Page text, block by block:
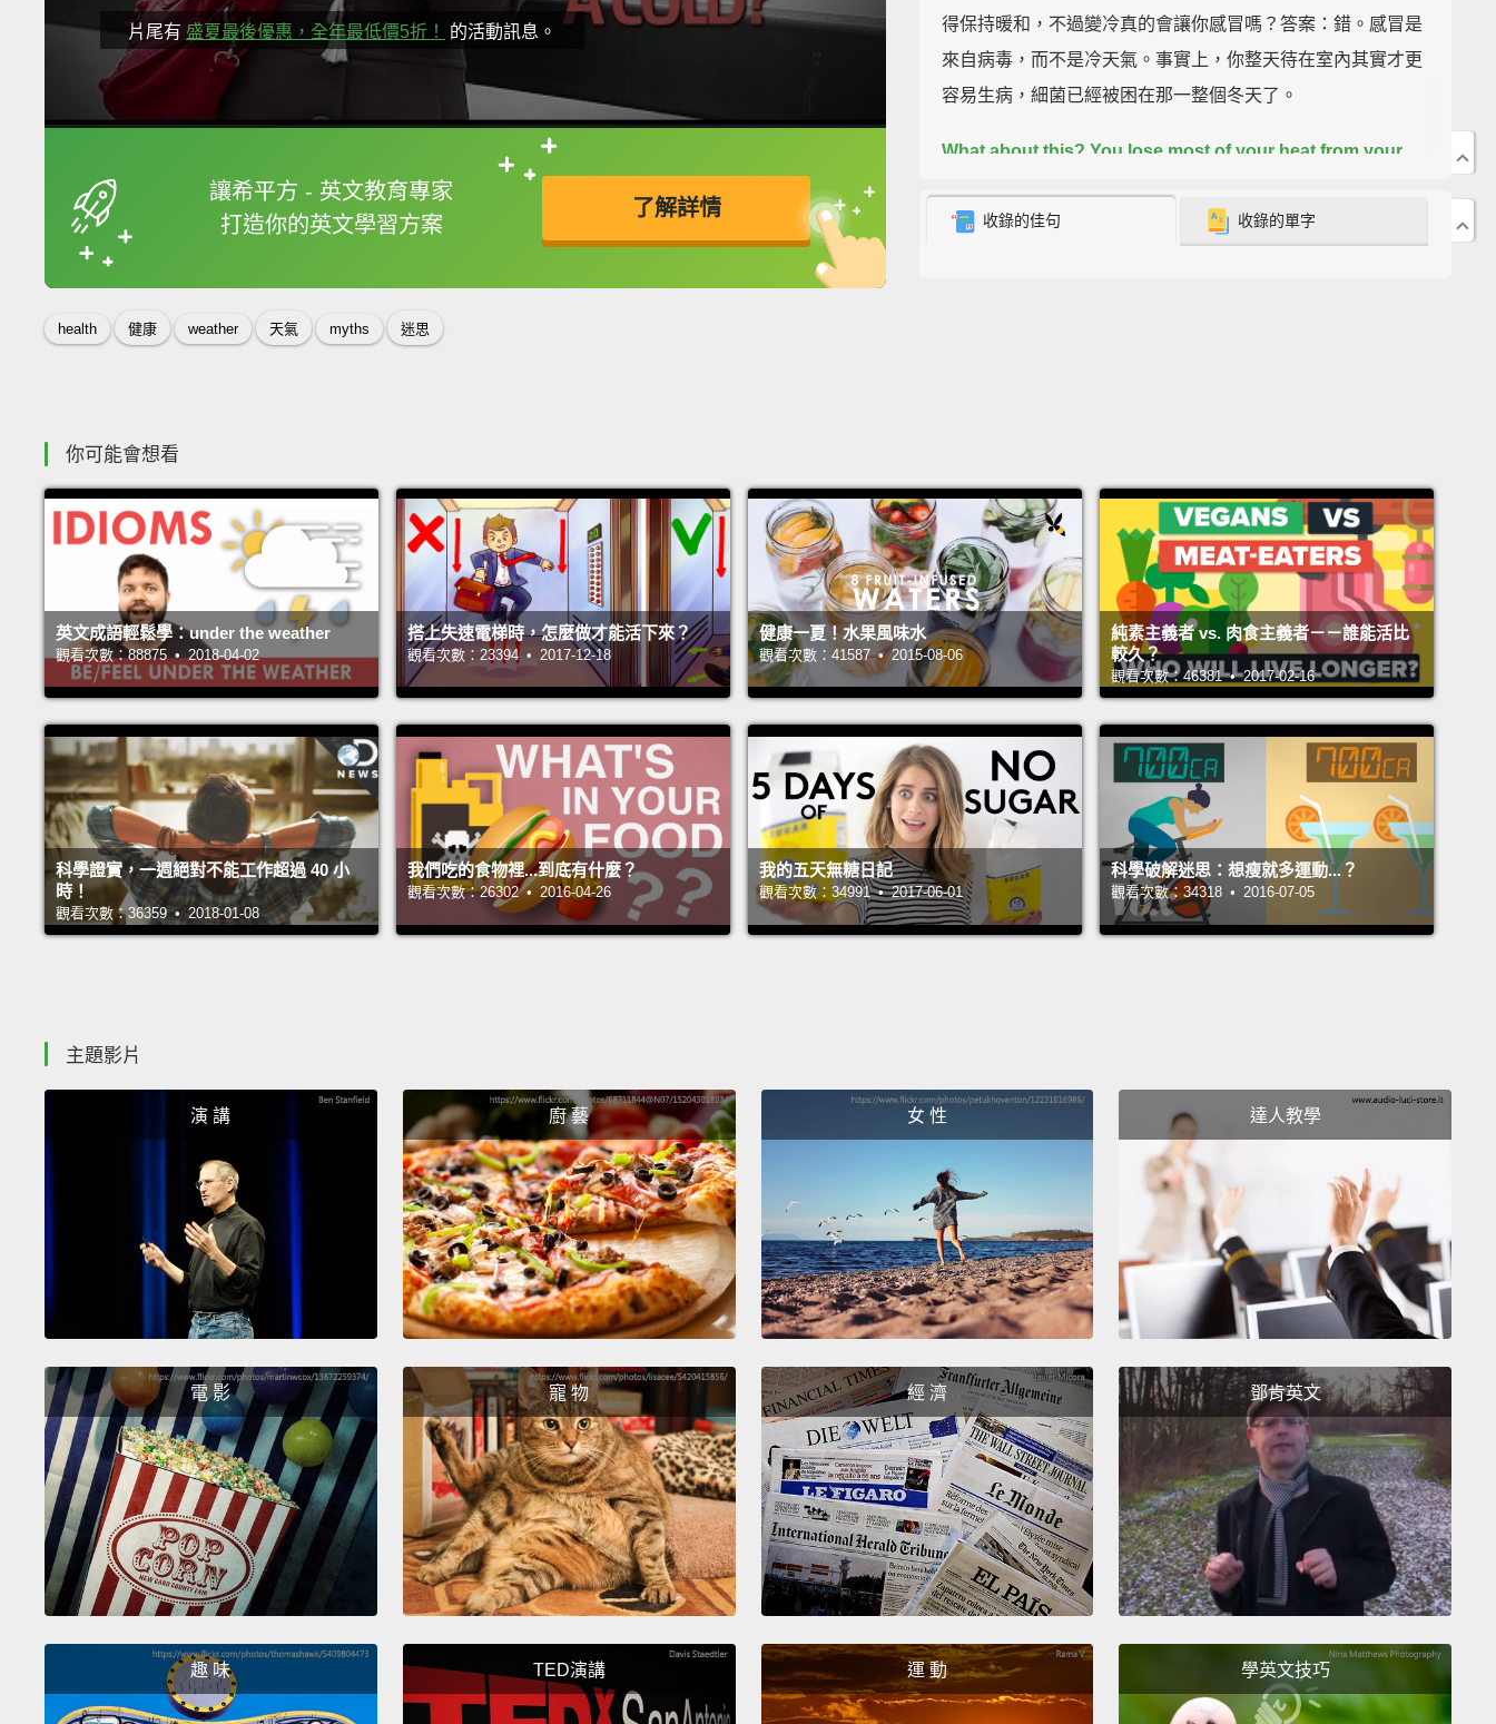
片尾有 盛夏最後優惠，全年最低價5折！ 的活動訊息。
讓希平方 - 英文教育專家
打造你的英文學習方案
了解詳情
框選或點兩下字幕可以直接查字典喔！
英
health 健康 weather 天氣 myths 迷思
得保持暖和，不過變冷真的會讓你感冒嗎？答案：錯。感冒是
來自病毒，而不是冷天氣。事實上，你整天待在室內其實才更
容易生病，細菌已經被困在那一整個冬天了。
What about this? You lose most of your heat from your
entire bodies warm and toasty?
This, of course, is false.
散失熱度。
This one is for the athletes.
You can get dehydrated when
you exercise in the cold.
The answer: true!
It's not just the sweat; you'll also lose
more water through your breath when it's cold. And
dehydration can be even more dangerous in the winter
because it makes it harder for your body to stay warm.
這一則是給運動員的。你在冷天運動可能會脫水。答案：真的!
不只是汗水；你在天氣冷時還會透過呼吸失去更多水分。而脫
水狀況在冬天可能會更危險，因為那讓身體更難保持暖和。
Okay, one more.
A little coffee or a sip of brandy will warm
you right up! A lot of you might want this to be true, but
produce its own energy.
Warm decaffeinated soda,
好，再一個。一些咖啡或啜飲一口白蘭地會讓你馬上暖起來!你
們很多人可能想要這是真的，不過答案：錯。咖啡因和酒精實
際上使身體更難產生熱度而且會降低你的核心體溫。你還是喝
溫水比較好。更好的是，含糖飲料，那會幫助你的身體產生自
己的能量。有誰想要溫的無咖啡因汽水嗎？
收錄的佳句 收錄的單字
你可能會想看
英文成語輕鬆學：under the weather
觀看次數：88875 • 2018-04-02
搭上失速電梯時，怎麼做才能活下來？
觀看次數：23394 • 2017-12-18
健康一夏！水果風味水
觀看次數：41587 • 2015-08-06
純素主義者 vs. 肉食主義者－－誰能活比
較久？
觀看次數：46381 • 2017-02-16
科學證實，一週絕對不能工作超過 40 小
時！
觀看次數：36359 • 2018-01-08
我們吃的食物裡...到底有什麼？
觀看次數：26302 • 2016-04-26
我的五天無糖日記
觀看次數：34991 • 2017-06-01
科學破解迷思：想瘦就多運動...？
觀看次數：34318 • 2016-07-05
主題影片
演 講 廚 藝 女 性 達人教學
電 影 寵 物 經 濟 鄧肯英文
趣 味 TED演講 運 動 學英文技巧